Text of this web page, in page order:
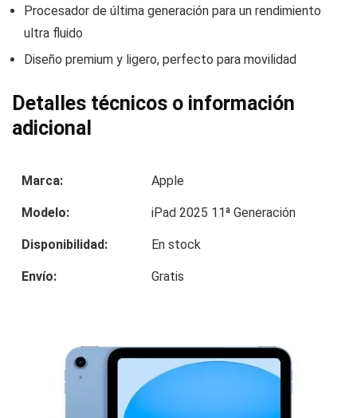
Procesador de última generación para un rendimiento
ultra fluido
Diseño premium y ligero, perfecto para movilidad
Detalles técnicos o información
adicional
Marca: Apple
Modelo: iPad 2025 11ª Generación
Disponibilidad: En stock
Envío: Gratis